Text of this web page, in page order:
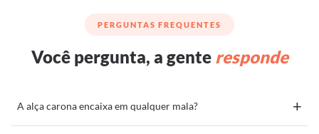
PERGUNTAS FREQUENTES
Você pergunta, a gente responde
A alça carona encaixa em qualquer mala? +